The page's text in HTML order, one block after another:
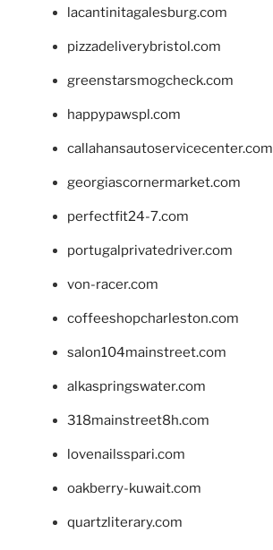
lacantinitagalesburg.com
pizzadeliverybristol.com
greenstarsmogcheck.com
happypawspl.com
callahansautoservicecenter.com
georgiascornermarket.com
perfectfit24-7.com
portugalprivatedriver.com
von-racer.com
coffeeshopcharleston.com
salon104mainstreet.com
alkaspringswater.com
318mainstreet8h.com
lovenailsspari.com
oakberry-kuwait.com
quartzliterary.com